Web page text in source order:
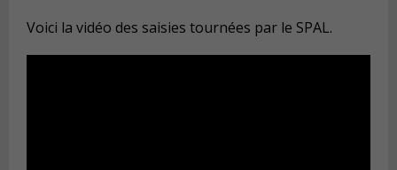
Voici la vidéo des saisies tournées par le SPAL.